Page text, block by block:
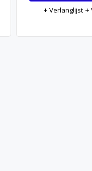
Verlanglijst